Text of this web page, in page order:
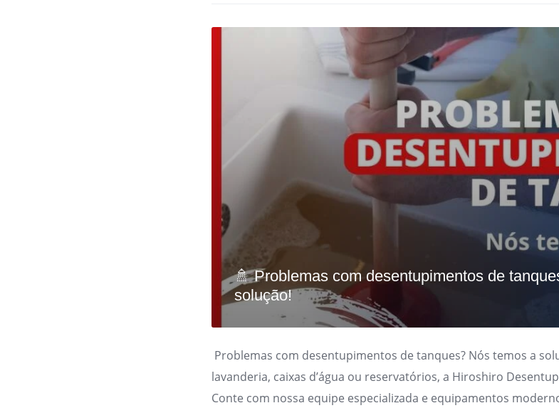
🚿 Problemas com desentupimentos de
solução!
Problemas com desentupimentos de tanques? Nós temos a
lavanderia, caixas d’água ou reservatórios, a Hiroshiro
Conte com nossa equipe especializada e equipamentos